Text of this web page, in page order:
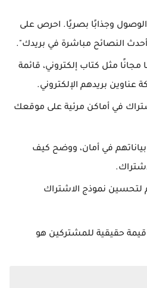
وجذابًا بصريًا. احرص على
النصائح مباشرة في بريدك".
مثل كتاب إلكتروني، قائمة
بريدهم الإلكتروني.
في أماكن مرئية على موقعك
في أمان، ووضح كيف
لتحسين نموذج الاشتراك
حقيقية للمشتركين هو